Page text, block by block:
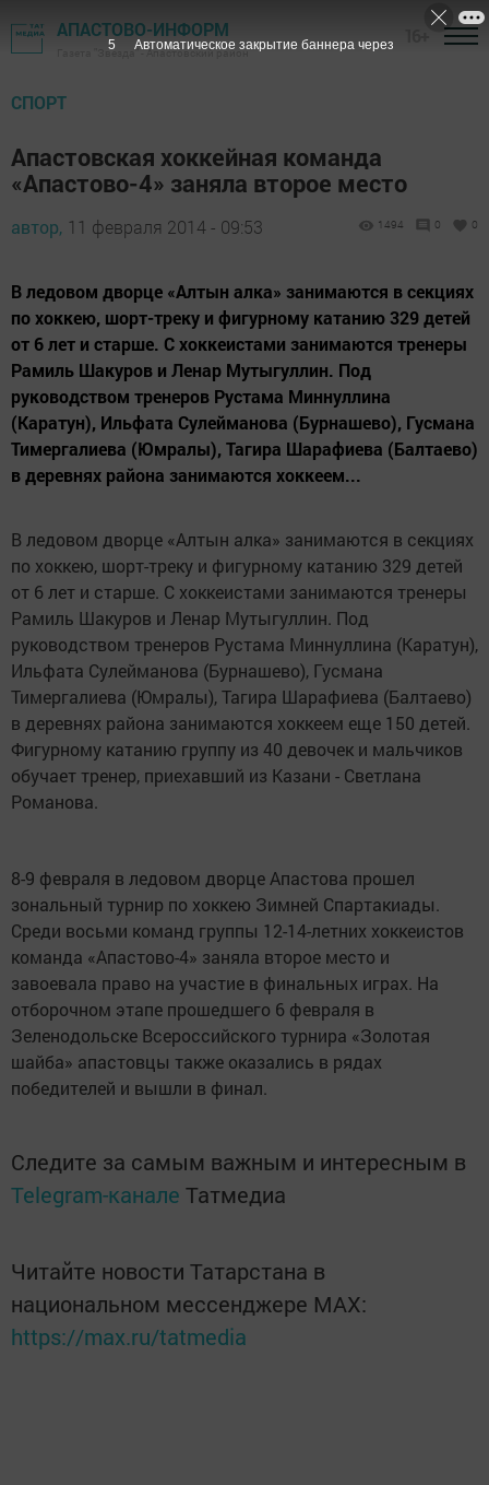
АПАСТОВО-ИНФОРМ
Газета "Звезда" - Апастовский район
СПОРТ
Апастовская хоккейная команда
«Апастово-4» заняла второе место
автор, 11 февраля 2014 - 09:53 1494 0 0
В ледовом дворце «Алтын алка» занимаются в секциях
по хоккею, шорт-треку и фигурному катанию 329 детей
от 6 лет и старше. С хоккеистами занимаются тренеры
Рамиль Шакуров и Ленар Мутыгуллин. Под
руководством тренеров Рустама Миннуллина
(Каратун), Ильфата Сулейманова (Бурнашево), Гусмана
Тимергалиева (Юмралы), Тагира Шарафиева (Балтаево)
в деревнях района занимаются хоккеем...
В ледовом дворце «Алтын алка» занимаются в секциях
по хоккею, шорт-треку и фигурному катанию 329 детей
от 6 лет и старше. С хоккеистами занимаются тренеры
Рамиль Шакуров и Ленар Мутыгуллин. Под
руководством тренеров Рустама Миннуллина (Каратун),
Ильфата Сулейманова (Бурнашево), Гусмана
Тимергалиева (Юмралы), Тагира Шарафиева (Балтаево)
в деревнях района занимаются хоккеем еще 150 детей.
Фигурному катанию группу из 40 девочек и мальчиков
обучает тренер, приехавший из Казани - Светлана
Романова.
8-9 февраля в ледовом дворце Апастова прошел
зональный турнир по хоккею Зимней Спартакиады.
Среди восьми команд группы 12-14-летних хоккеистов
команда «Апастово-4» заняла второе место и
завоевала право на участие в финальных играх. На
отборочном этапе прошедшего 6 февраля в
Зеленодольске Всероссийского турнира «Золотая
шайба» апастовцы также оказались в рядах
победителей и вышли в финал.
Следите за самым важным и интересным в
Telegram-канале Татмедиа
Читайте новости Татарстана в
национальном мессенджере MАХ:
https://max.ru/tatmedia
4 Автоматическое закрытие баннера через